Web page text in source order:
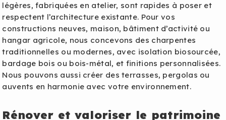
légères, fabriquées en atelier, sont rapides à poser et
respectent l’architecture existante. Pour vos
constructions neuves, maison, bâtiment d’activité ou
hangar agricole, nous concevons des charpentes
traditionnelles ou modernes, avec isolation biosourcée,
bardage bois ou bois-métal, et finitions personnalisées.
Nous pouvons aussi créer des terrasses, pergolas ou
auvents en harmonie avec votre environnement.
Rénover et valoriser le patrimoine